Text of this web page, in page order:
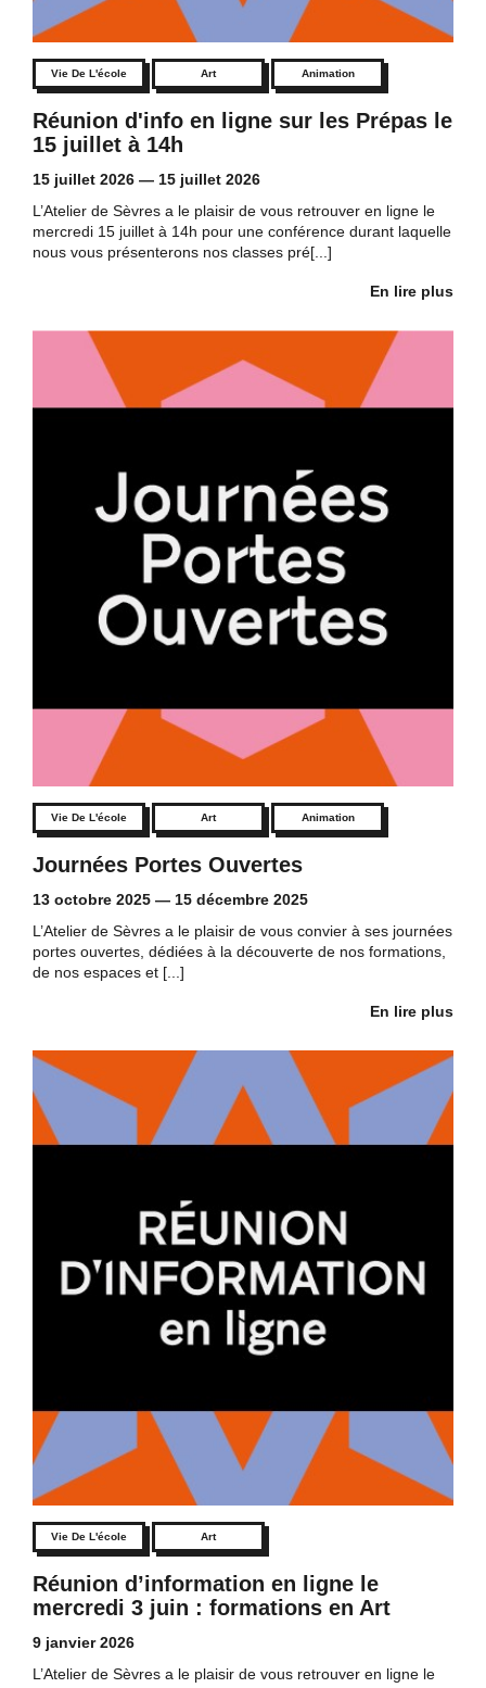
Vie De L'école Art Animation
Réunion d'info en ligne sur les Prépas le
15 juillet à 14h
15 juillet 2026 — 15 juillet 2026
L’Atelier de Sèvres a le plaisir de vous retrouver en ligne le
mercredi 15 juillet à 14h pour une conférence durant laquelle
nous vous présenterons nos classes pré[...]
En lire plus
Vie De L'école Art Animation
Journées Portes Ouvertes
13 octobre 2025 — 15 décembre 2025
L’Atelier de Sèvres a le plaisir de vous convier à ses journées
portes ouvertes, dédiées à la découverte de nos formations,
de nos espaces et [...]
En lire plus
Vie De L'école Art
Réunion d’information en ligne le
mercredi 3 juin : formations en Art
9 janvier 2026
L’Atelier de Sèvres a le plaisir de vous retrouver en ligne le